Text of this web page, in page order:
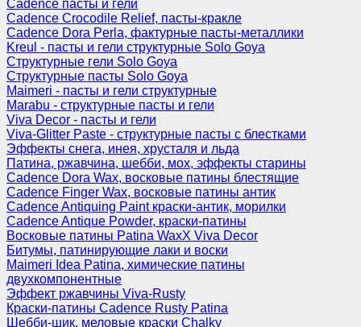
Cadence пасты и гели
Cadence Crocodile Relief, пасты-кракле
Cadence Dora Perla, фактурные пасты-металлики
Kreul - пасты и гели структурные Solo Goya
Структурные гели Solo Goya
Структурные пасты Solo Goya
Maimeri - пасты и гели структурные
Marabu - структурные пасты и гели
Viva Decor - пасты и гели
Viva-Glitter Paste - структурные пасты с блестками
Эффекты снега, инея, хрусталя и льда
Патина, ржавчина, шебби, мох, эффекты старины
Cadence Dora Wax, восковые патины блестящие
Cadence Finger Wax, восковые патины антик
Сadence Antiquing Paint краски-антик, морилки
Cadence Antique Powder, краски-патины
Восковые патины Patina WaxX Viva Decor
Битумы, патинирующие лаки и воски
Maimeri Idea Patina, химические патины
двухкомпонентные
Эффект ржавчины Viva-Rusty
Краски-патины Cadence Rusty Patina
Шебби-шик, меловые краски Chalky